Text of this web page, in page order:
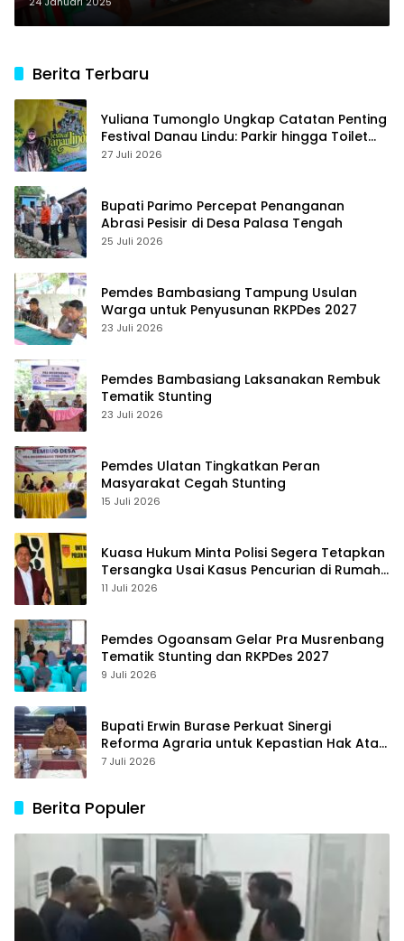
Berita Terbaru
Yuliana Tumonglo Ungkap Catatan Penting
Festival Danau Lindu: Parkir hingga Toilet
Harus Jadi Prioritas
27 Juli 2026
Bupati Parimo Percepat Penanganan
Abrasi Pesisir di Desa Palasa Tengah
25 Juli 2026
Pemdes Bambasiang Tampung Usulan
Warga untuk Penyusunan RKPDes 2027
23 Juli 2026
Pemdes Bambasiang Laksanakan Rembuk
Tematik Stunting
23 Juli 2026
Pemdes Ulatan Tingkatkan Peran
Masyarakat Cegah Stunting
15 Juli 2026
Kuasa Hukum Minta Polisi Segera Tetapkan
Tersangka Usai Kasus Pencurian di Rumah
Anggota Dewan Bantul di Sigi Naik
11 Juli 2026
Pemdes Ogoansam Gelar Pra Musrenbang
Tematik Stunting dan RKPDes 2027
9 Juli 2026
Bupati Erwin Burase Perkuat Sinergi
Reforma Agraria untuk Kepastian Hak Atas
Tanah bagi Masyarakat
7 Juli 2026
Berita Populer